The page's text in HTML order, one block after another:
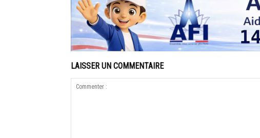
LAISSER UN COMMENTAIRE